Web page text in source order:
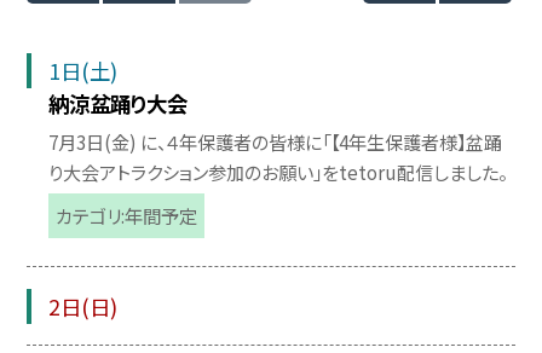
1日(土)
納涼盆踊り大会
7月3日(金) に、４年保護者の皆様に「【4年生保護者様】盆踊
り大会アトラクション参加のお願い」をtetoru配信しました。
カテゴリ:年間予定
2日(日)